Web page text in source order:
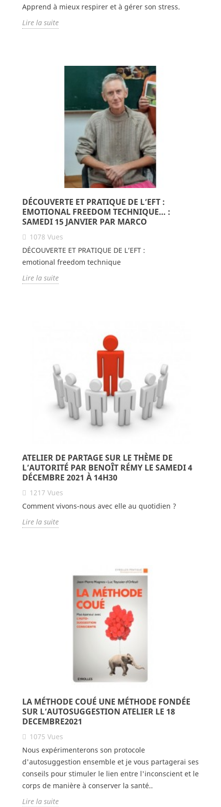
Apprend à mieux respirer et à gérer son stress.
Lire la suite
DÉCOUVERTE ET PRATIQUE DE L’EFT :
EMOTIONAL FREEDOM TECHNIQUE… :
SAMEDI 15 JANVIER PAR MARCO
1078 Vues
DÉCOUVERTE ET PRATIQUE DE L’EFT :
emotional freedom technique
Lire la suite
ATELIER DE PARTAGE SUR LE THÈME DE
L’AUTORITÉ PAR BENOÎT RÉMY LE SAMEDI 4
DÉCEMBRE 2021 À 14H30
1217 Vues
Comment vivons-nous avec elle au quotidien ?
Lire la suite
LA MÉTHODE COUÉ UNE MÉTHODE FONDÉE
SUR L’AUTOSUGGESTION ATELIER LE 18
DECEMBRE2021
1075 Vues
Nous expérimenterons son protocole
d'autosuggestion ensemble et je vous partagerai ses
conseils pour stimuler le lien entre l'inconscient et le
corps de manière à conserver la santé..
Lire la suite